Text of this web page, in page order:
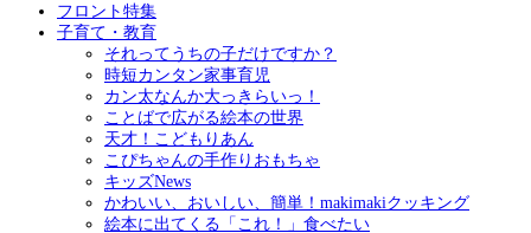
フロント特集
子育て・教育
それってうちの子だけですか？
時短カンタン家事育児
カン太なんか大っきらいっ！
ことばで広がる絵本の世界
天才！こどもりあん
こぴちゃんの手作りおもちゃ
キッズNews
かわいい、おいしい、簡単！makimakiクッキング
絵本に出てくる「これ！」食べたい